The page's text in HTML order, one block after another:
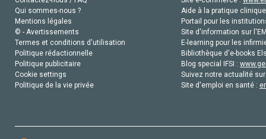
Qui sommes-nous ?
Mentions légales
© - Avertissements
Termes et conditions d'utilisation
Politique rédactionnelle
Politique publicitaire
Cookie settings
Politique de la vie privée
Aide à la pratique
Portail pour les
Site d'information sur
E-learning pour les
Bibliothèque d'e-books
Blog special IFSI :
Suivez notre actualité
Site d'emploi en santé :